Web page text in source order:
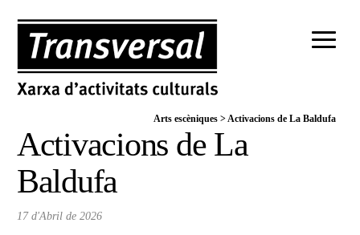
Arts escèniques >Activacions de La Baldufa
Activacions de La
Baldufa
17 d'Abril de 2026